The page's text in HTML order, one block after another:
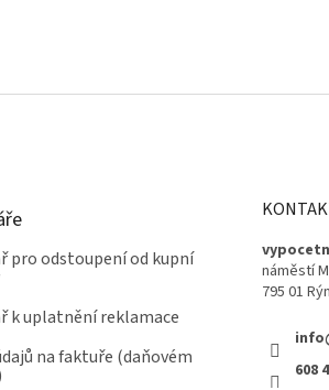
pro odstoupení od kupní
k uplatnění reklamace
na faktuře (daňovém
náměstí
795 01
608